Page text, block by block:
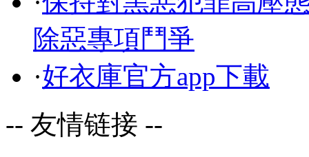
除惡專項鬥爭
·好衣庫官方app下載
-- 友情链接 --